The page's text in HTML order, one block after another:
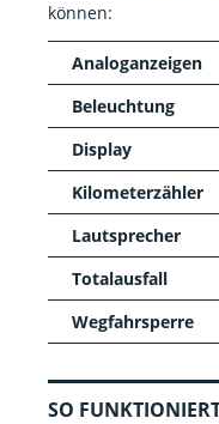
können:
Analoganzeigen
Beleuchtung
Display
Kilometerzähler
Lautsprecher
Totalausfall
Wegfahrsperre
SO